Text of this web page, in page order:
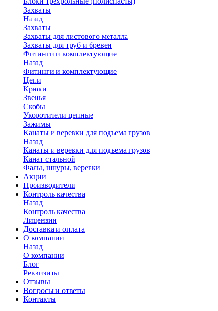
Захваты
Назад
Захваты
Захваты для листового металла
Захваты для труб и бревен
Фитинги и комплектующие
Назад
Фитинги и комплектующие
Цепи
Крюки
Звенья
Скобы
Укоротители цепные
Зажимы
Канаты и веревки для подъема грузов
Назад
Канаты и веревки для подъема грузов
Канат стальной
Фалы, шнуры, веревки
Акции
Производители
Контроль качества
Назад
Контроль качества
Лицензии
Доставка и оплата
О компании
Назад
О компании
Блог
Реквизиты
Отзывы
Вопросы и ответы
Контакты